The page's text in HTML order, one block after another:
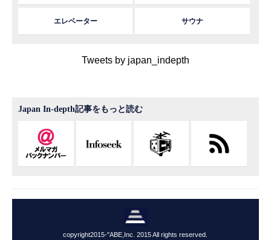
エレベーター サウナ
Tweets by japan_indepth
Japan In-depth記事をもっと読む
copyright2015-"ABE,Inc. 2015 All rights reserved.